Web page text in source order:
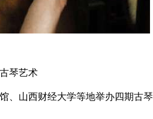
琴艺术
山西财经大学等地举办四期古琴